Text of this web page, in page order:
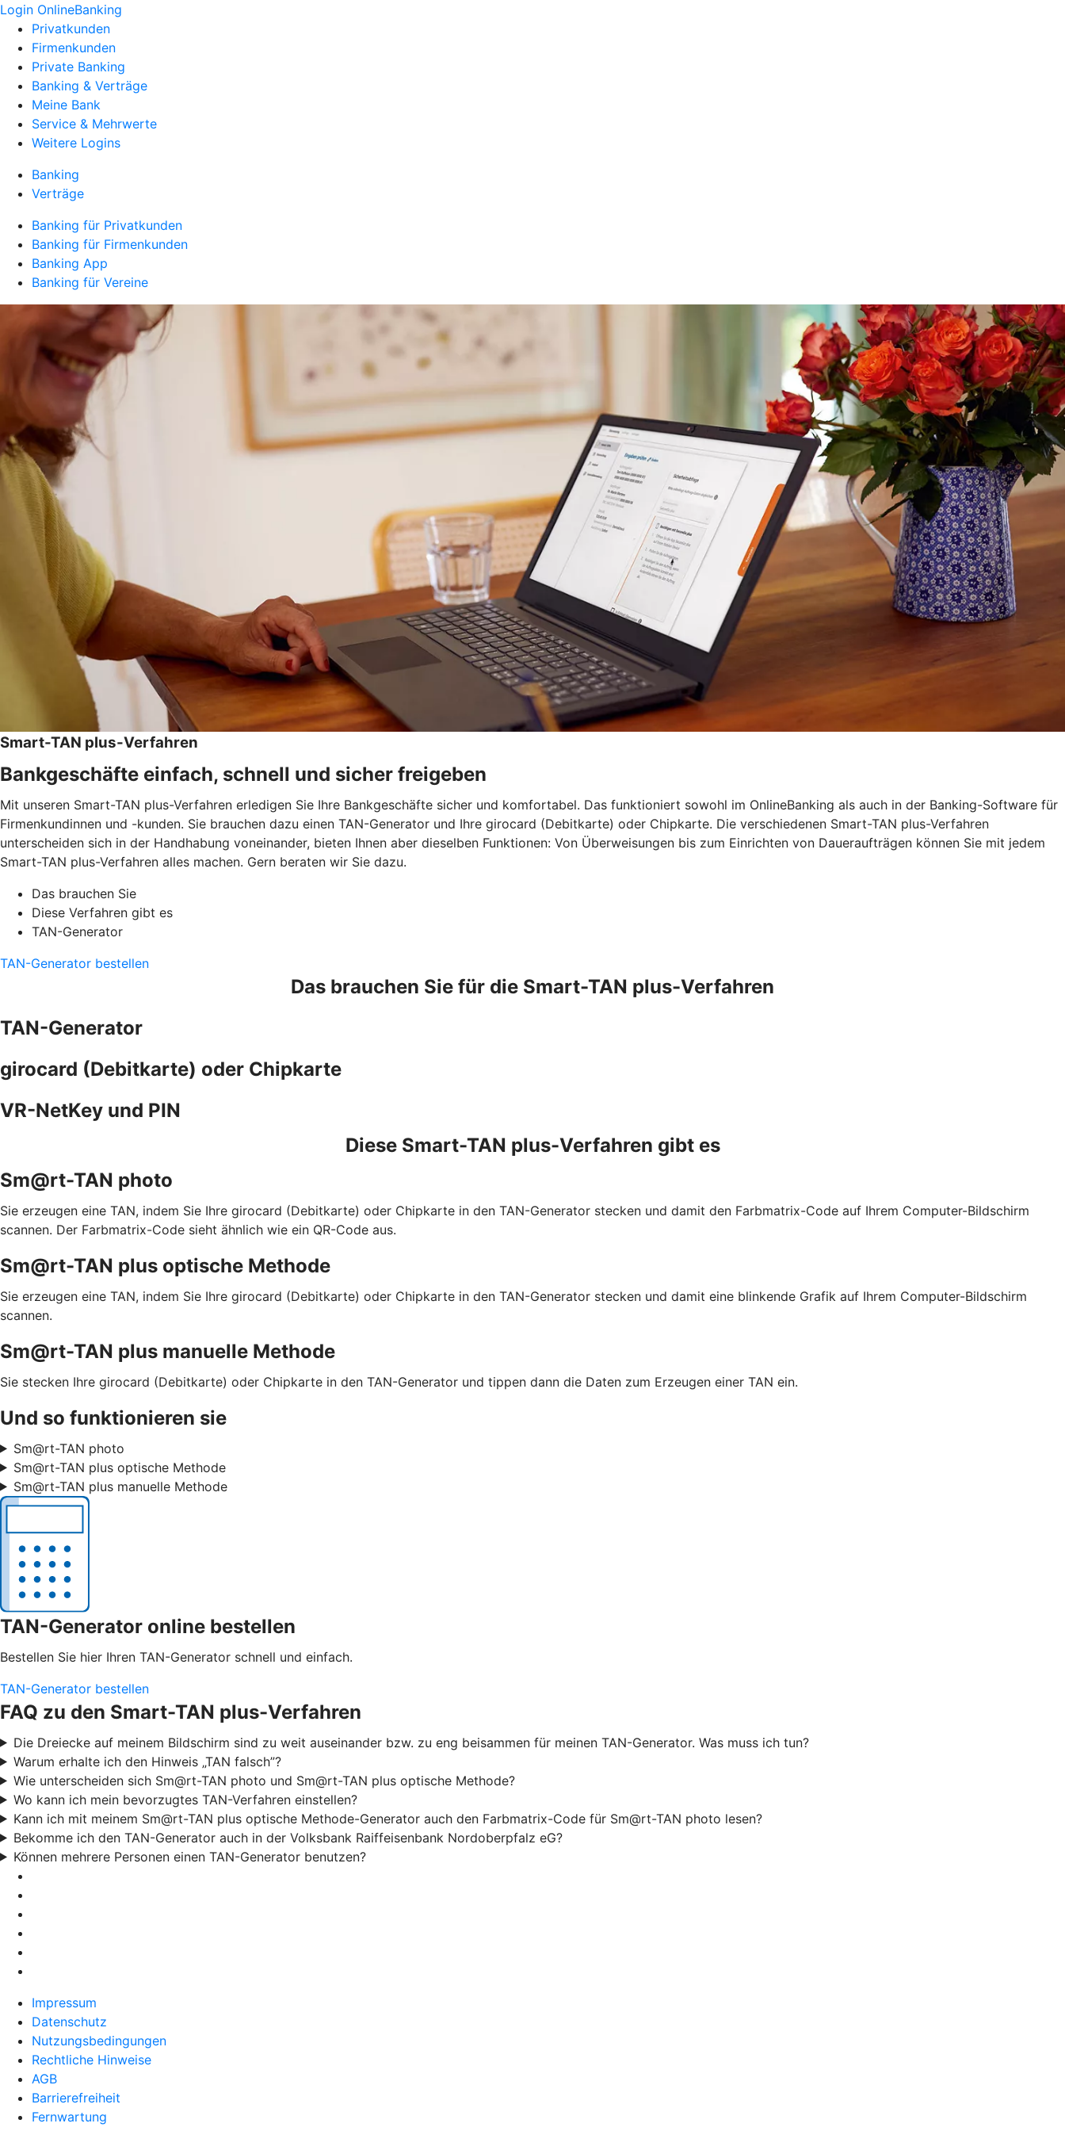
Login OnlineBanking
Privatkunden
Firmenkunden
Private Banking
Banking & Verträge
Meine Bank
Service & Mehrwerte
Weitere Logins
Banking
Verträge
Banking für Privatkunden
Banking für Firmenkunden
Banking App
Banking für Vereine
Smart-TAN plus-Verfahren
Bankgeschäfte einfach, schnell und sicher freigeben
Mit unseren Smart-TAN plus-Verfahren erledigen Sie Ihre Bankgeschäfte sicher und komfortabel. Das funktioniert sowohl im OnlineBanking als auch in der Banking-Software für
Firmenkundinnen und -kunden. Sie brauchen dazu einen TAN-Generator und Ihre girocard (Debitkarte) oder Chipkarte. Die verschiedenen Smart-TAN plus-Verfahren
unterscheiden sich in der Handhabung voneinander, bieten Ihnen aber dieselben Funktionen: Von Überweisungen bis zum Einrichten von Daueraufträgen können Sie mit jedem
Smart-TAN plus-Verfahren alles machen. Gern beraten wir Sie dazu.
Das brauchen Sie
Diese Verfahren gibt es
TAN-Generator
TAN-Generator bestellen
Das brauchen Sie für die Smart-TAN plus-Verfahren
TAN-Generator
girocard (Debitkarte) oder Chipkarte
VR-NetKey und PIN
Diese Smart-TAN plus-Verfahren gibt es
Sm@rt-TAN photo
Sie erzeugen eine TAN, indem Sie Ihre girocard (Debitkarte) oder Chipkarte in den TAN-Generator stecken und damit den Farbmatrix-Code auf Ihrem Computer-Bildschirm
scannen. Der Farbmatrix-Code sieht ähnlich wie ein QR-Code aus.
Sm@rt-TAN plus optische Methode
Sie erzeugen eine TAN, indem Sie Ihre girocard (Debitkarte) oder Chipkarte in den TAN-Generator stecken und damit eine blinkende Grafik auf Ihrem Computer-Bildschirm
scannen.
Sm@rt-TAN plus manuelle Methode
Sie stecken Ihre girocard (Debitkarte) oder Chipkarte in den TAN-Generator und tippen dann die Daten zum Erzeugen einer TAN ein.
Und so funktionieren sie
Sm@rt-TAN photo
Sm@rt-TAN plus optische Methode
Sm@rt-TAN plus manuelle Methode
TAN-Generator online bestellen
Bestellen Sie hier Ihren TAN-Generator schnell und einfach.
TAN-Generator bestellen
FAQ zu den Smart-TAN plus-Verfahren
Die Dreiecke auf meinem Bildschirm sind zu weit auseinander bzw. zu eng beisammen für meinen TAN-Generator. Was muss ich tun?
Warum erhalte ich den Hinweis „TAN falsch”?
Wie unterscheiden sich Sm@rt-TAN photo und Sm@rt-TAN plus optische Methode?
Wo kann ich mein bevorzugtes TAN-Verfahren einstellen?
Kann ich mit meinem Sm@rt-TAN plus optische Methode-Generator auch den Farbmatrix-Code für Sm@rt-TAN photo lesen?
Bekomme ich den TAN-Generator auch in der Volksbank Raiffeisenbank Nordoberpfalz eG?
Können mehrere Personen einen TAN-Generator benutzen?
Impressum
Datenschutz
Nutzungsbedingungen
Rechtliche Hinweise
AGB
Barrierefreiheit
Fernwartung